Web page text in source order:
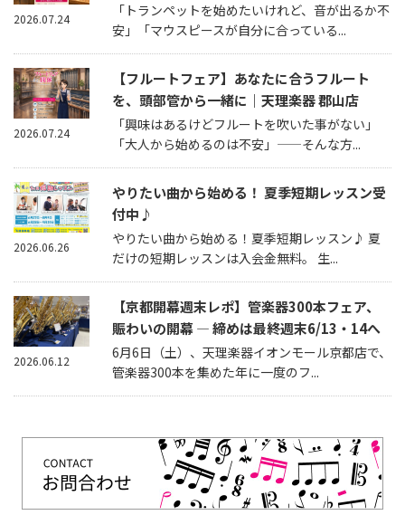
「トランペットを始めたいけれど、音が出るか不
安」「マウスピースが自分に合っている...
2026.07.24
【フルートフェア】あなたに合うフルート
を、頭部管から一緒に｜天理楽器 郡山店
「興味はあるけどフルートを吹いた事がない」
「大人から始めるのは不安」——そんな方...
2026.07.24
やりたい曲から始める！ 夏季短期レッスン受
付中♪
やりたい曲から始める！夏季短期レッスン♪ 夏
だけの短期レッスンは入会金無料。 生...
2026.06.26
【京都開幕週末レポ】管楽器300本フェア、
賑わいの開幕 — 締めは最終週末6/13・14へ
6月6日（土）、天理楽器イオンモール京都店で、
管楽器300本を集めた年に一度のフ...
2026.06.12